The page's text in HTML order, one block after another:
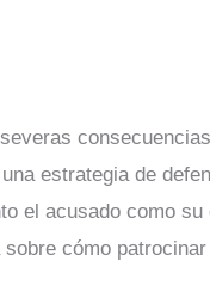
estrategia de
el acusado como
cómo